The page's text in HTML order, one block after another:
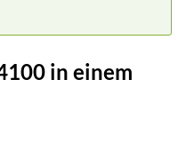
in einem